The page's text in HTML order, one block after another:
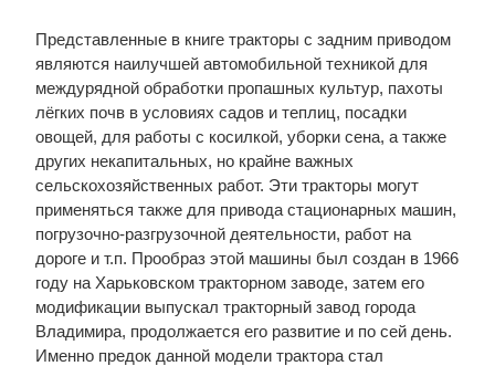
Представленные в книге тракторы с задним приводом
являются наилучшей автомобильной техникой для
междурядной обработки пропашных культур, пахоты
лёгких почв в условиях садов и теплиц, посадки
овощей, для работы с косилкой, уборки сена, а также
других некапитальных, но крайне важных
сельскохозяйственных работ. Эти тракторы могут
применяться также для привода стационарных машин,
погрузочно-разгрузочной деятельности, работ на
дороге и т.п. Прообраз этой машины был создан в 1966
году на Харьковском тракторном заводе, затем его
модификации выпускал тракторный завод города
Владимира, продолжается его развитие и по сей день.
Именно предок данной модели трактора стал